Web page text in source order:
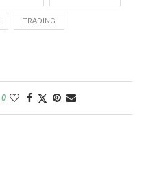
TRADING
0